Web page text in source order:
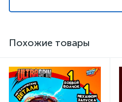
Похожие товары